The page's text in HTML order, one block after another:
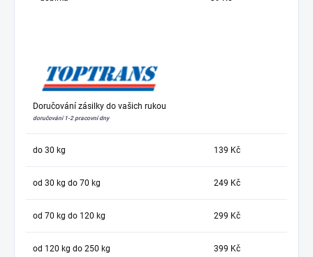
Doručování zásilky do vašich rukou
doručování 1-2 pracovní dny
do 30 kg 139 Kč
od 30 kg do 70 kg 249 Kč
od 70 kg do 120 kg 299 Kč
od 120 kg do 250 kg 399 Kč